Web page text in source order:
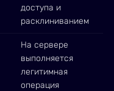
доступа и
расклиниванием
На сервере
выполняется
легитимная
операция